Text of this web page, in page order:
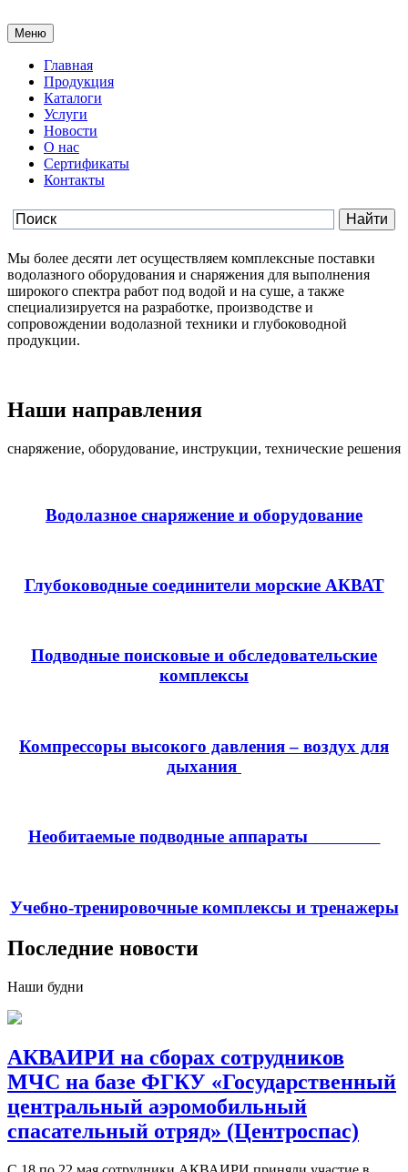
Меню
Главная
Продукция
Каталоги
Услуги
Новости
О нас
Сертификаты
Контакты
Мы более десяти лет осуществляем комплексные поставки
водолазного оборудования и снаряжения для выполнения
широкого спектра работ под водой и на суше, а также
специализируется на разработке, производстве и
сопровождении водолазной техники и глубоководной
продукции.
Наши направления
снаряжение, оборудование, инструкции, технические решения
Водолазное снаряжение и оборудование
Глубоководные соединители морские АКВАТ
Подводные поисковые и обследовательские
комплексы
Компрессоры высокого давления – воздух для
дыхания
Необитаемые подводные аппараты
Учебно-тренировочные комплексы и тренажеры
Последние новости
Наши будни
АКВАИРИ на сборах сотрудников
МЧС на базе ФГКУ «Государственный
центральный аэромобильный
спасательный отряд» (Центроспас)